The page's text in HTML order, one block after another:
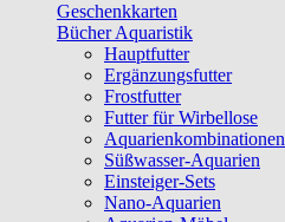
Geschenkkarten
Bücher Aquaristik
Hauptfutter
Ergänzungsfutter
Frostfutter
Futter für Wirbellose
Aquarienkombinationen
Süßwasser-Aquarien
Einsteiger-Sets
Nano-Aquarien